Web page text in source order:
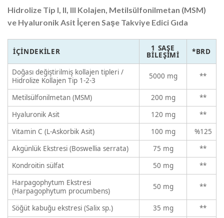
Hidrolize Tip I, II, III Kolajen, Metilsülfonilmetan (MSM)
ve Hyaluronik Asit İçeren Saşe Takviye Edici Gıda
İÇINDEKILER 1 SAŞE
BILEŞIMI *BRD
Doğası değiştirilmiş kollajen tipleri /
Hidrolize Kollajen Tip 1-2-3
5000 mg **
Metilsülfonilmetan (MSM) 200 mg
**
Hyaluronik Asit
120 mg
**
Vitamin C (L-Askorbik Asit)
100 mg
%125
Akgünlük Ekstresi (Boswellia serrata)
75 mg
**
Kondroitin sülfat
50 mg
**
Harpagophytum Ekstresi
(Harpagophytum procumbens)
50 mg **
Söğüt kabuğu ekstresi (Salix sp.) 35 mg **